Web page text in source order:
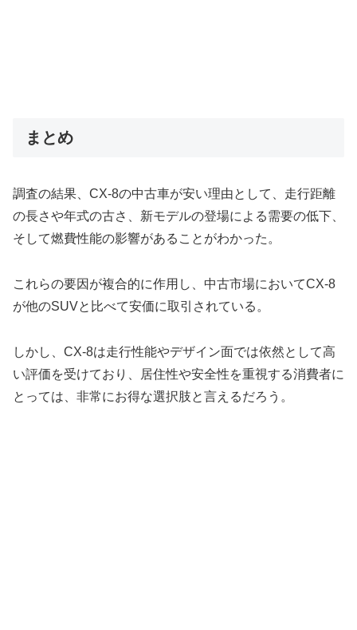
まとめ
調査の結果、CX-8の中古車が安い理由として、走行距離
の長さや年式の古さ、新モデルの登場による需要の低下、
そして燃費性能の影響があることがわかった。
これらの要因が複合的に作用し、中古市場においてCX-8
が他のSUVと比べて安価に取引されている。
しかし、CX-8は走行性能やデザイン面では依然として高
い評価を受けており、居住性や安全性を重視する消費者に
とっては、非常にお得な選択肢と言えるだろう。